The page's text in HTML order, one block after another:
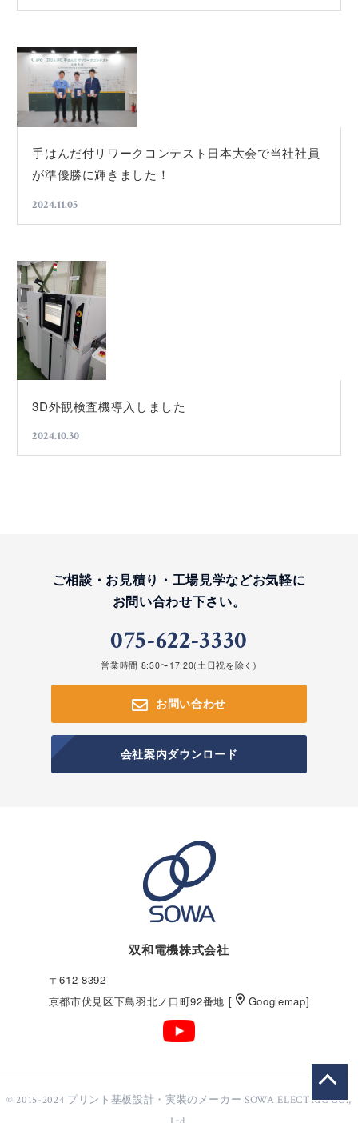
手はんだ付リワークコンテスト日本大会で当社社員
が準優勝に輝きました！
2024.11.05
3D外観検査機導入しました
2024.10.30
ご相談・お見積り・工場見学などお気軽に
お問い合わせ下さい。
075-622-3330
営業時間 8:30〜17:20(土日祝を除く)
お問い合わせ
会社案内ダウンロード
双和電機株式会社
〒612-8392
京都市伏見区下鳥羽北ノ口町92番地 [
Googlemap]
© 2015-2024 プリント基板設計・実装のメーカー SOWA ELECTRIC CO.,